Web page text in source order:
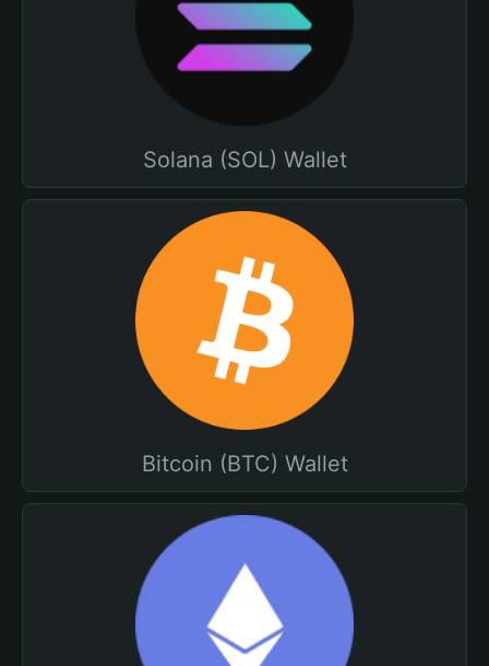
Solana (SOL) Wallet
Bitcoin (BTC) Wallet